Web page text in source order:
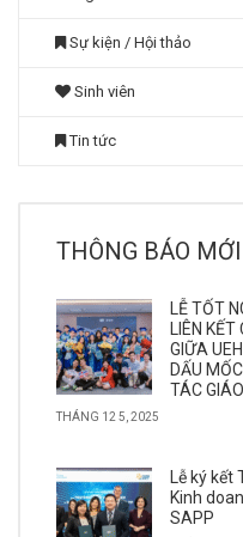
Sự kiện / Hội thảo
Sinh viên
Tin tức
THÔNG BÁO MỚI
LỄ TỐT
LIÊN
GIỮA
DẤU
TÁC
THÁNG 12 5, 2025
Lễ ký
Kinh
SAPP